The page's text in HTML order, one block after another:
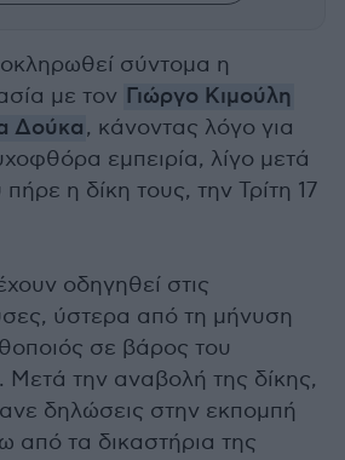
σύντομα η
με τον Γιώργο Κιμούλη
Δούκα, κάνοντας λόγο για
εμπειρία, λίγο μετά
η δίκη τους, την Τρίτη 17
οδηγηθεί στις
ύστερα από τη μήνυση
σε βάρος του
την αναβολή της δίκης,
δηλώσεις στην εκπομπή
από τα δικαστήρια της